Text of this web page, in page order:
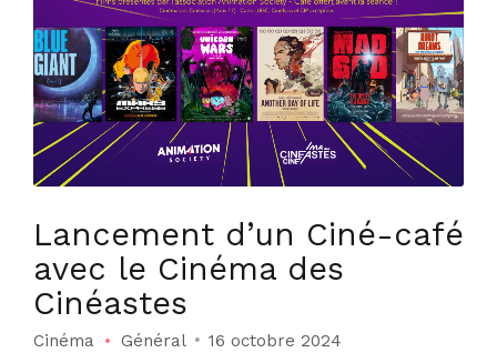
Lancement d’un Ciné-café
avec le Cinéma des
Cinéastes
Cinéma Général 16 octobre 2024